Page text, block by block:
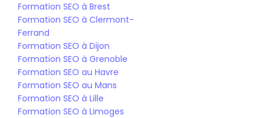
Formation SEO à Brest
Formation SEO à Clermont-
Ferrand
Formation SEO à Dijon
Formation SEO à Grenoble
Formation SEO au Havre
Formation SEO au Mans
Formation SEO à Lille
Formation SEO à Limoges